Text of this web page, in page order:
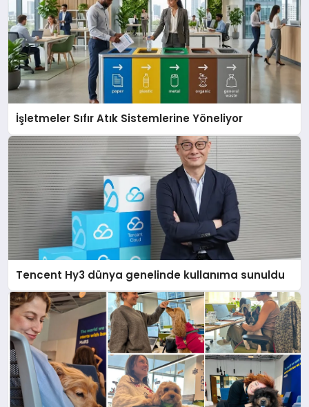
İşletmeler Sıfır Atık Sistemlerine Yöneliyor
Tencent Hy3 dünya genelinde kullanıma sunuldu